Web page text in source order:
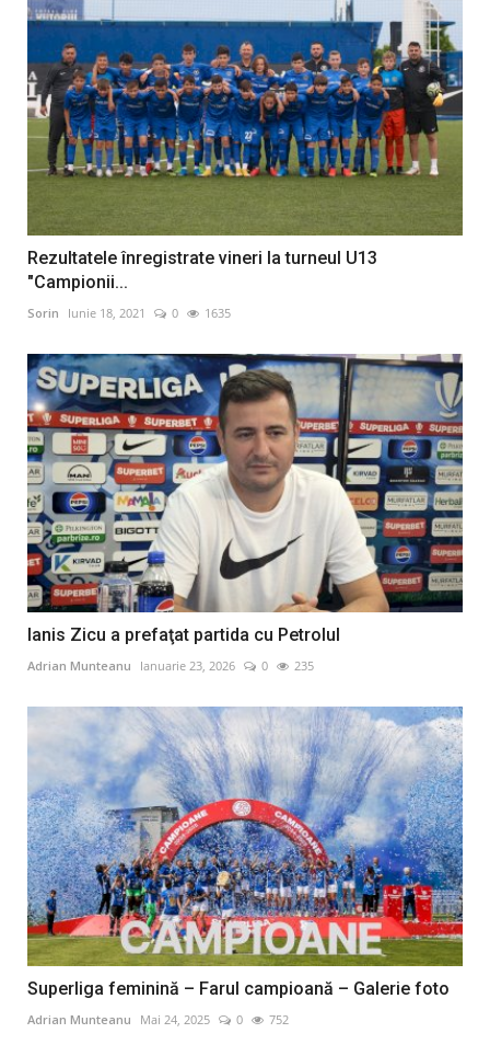
Rezultatele înregistrate vineri la turneul U13
"Campionii...
Sorin Iunie 18, 2021 0 1635
Ianis Zicu a prefaţat partida cu Petrolul
Adrian Munteanu Ianuarie 23, 2026 0 235
Superliga feminină – Farul campioană – Galerie foto
Adrian Munteanu Mai 24, 2025 0 752